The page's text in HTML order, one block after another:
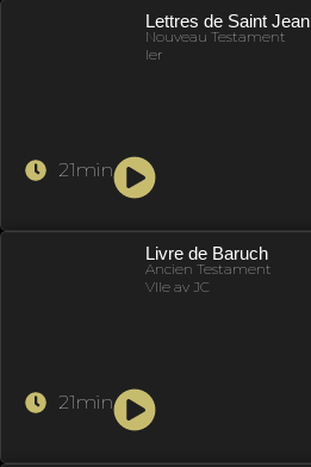
Lettres de Saint Jean
Nouveau Testament
Ier
21min
Livre de Baruch
Ancien Testament
VIIe av JC
21min